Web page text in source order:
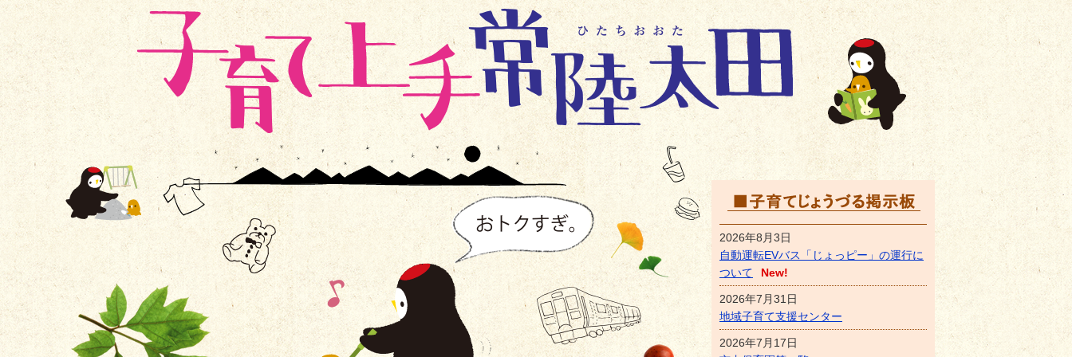
子育て上手常陸太田ホーム
子育てじょうづる掲示
2026年8月3日
自動運転EVバス「じょっピー」の運行に
ついて
New!
2026年7月31日
地域子育て支援センター
2026年7月17日